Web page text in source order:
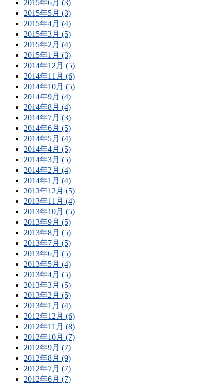
2015年6月 (3)
2015年5月 (3)
2015年4月 (4)
2015年3月 (5)
2015年2月 (4)
2015年1月 (3)
2014年12月 (5)
2014年11月 (6)
2014年10月 (5)
2014年9月 (4)
2014年8月 (4)
2014年7月 (3)
2014年6月 (5)
2014年5月 (4)
2014年4月 (5)
2014年3月 (5)
2014年2月 (4)
2014年1月 (4)
2013年12月 (5)
2013年11月 (4)
2013年10月 (5)
2013年9月 (5)
2013年8月 (5)
2013年7月 (5)
2013年6月 (5)
2013年5月 (4)
2013年4月 (5)
2013年3月 (5)
2013年2月 (5)
2013年1月 (4)
2012年12月 (6)
2012年11月 (8)
2012年10月 (7)
2012年9月 (7)
2012年8月 (9)
2012年7月 (7)
2012年6月 (7)